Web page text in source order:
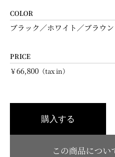
COLOR
ブラック／ホワイト／ブラウン
PRICE
￥66,800 （tax in）
購入する
この商品につい